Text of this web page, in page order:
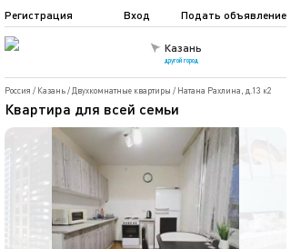
Казань
другой город
Подать объявление
Регистрация Вход
Россия / Казань/ Двухкомнатные квартиры / Натана Рахлина, д.13 к2
Квартира для всей семьи